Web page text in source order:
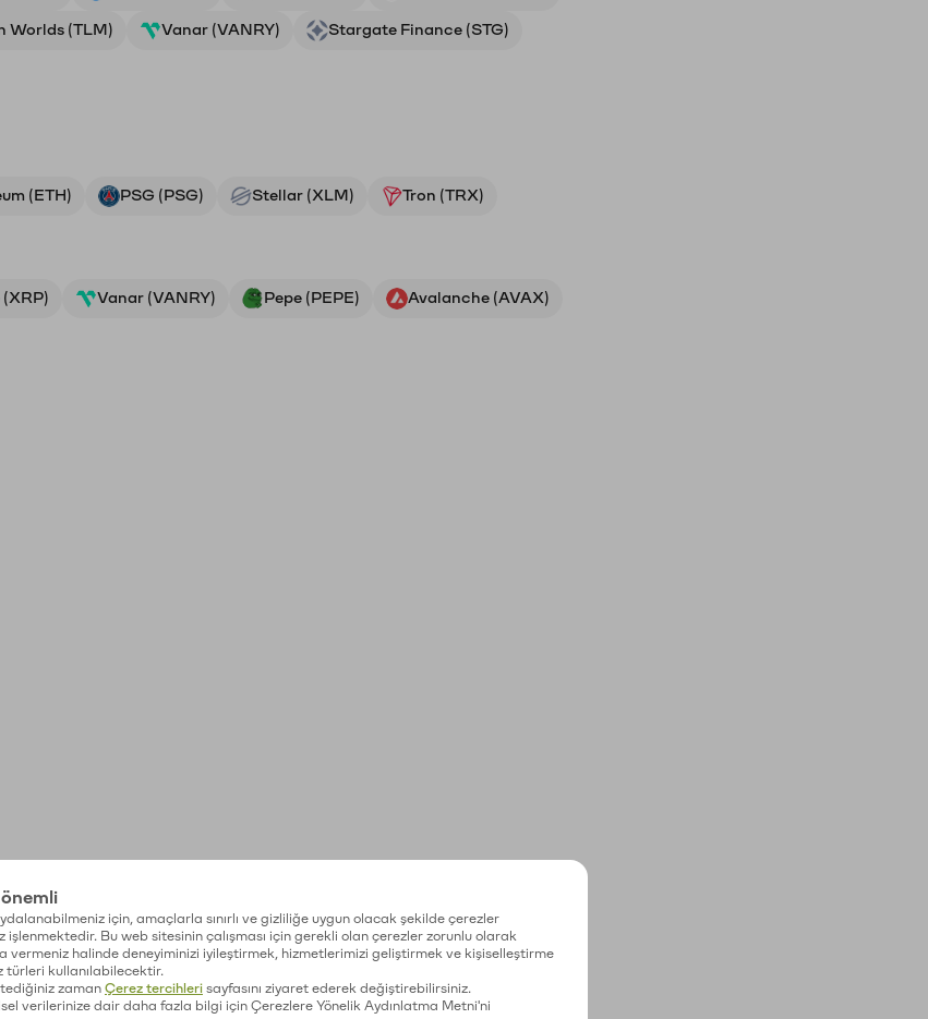
Worlds (TLM) Vanar (VANRY) Stargate Finance (STG)
(ETH) PSG (PSG) Stellar (XLM) Tron (TRX)
(XRP) Vanar (VANRY) Pepe (PEPE) Avalanche (AVAX)
için, amaçlarla sınırlı ve gizliliğe uygun olacak şekilde çerezler
işlenmektedir. Bu web sitesinin çalışması için gerekli olan çerezler zorunlu olarak
vermeniz halinde deneyiminizi iyileştirmek, hizmetlerimizi geliştirmek ve kişiselleştirme
türleri kullanılabilecektir.
zaman Çerez tercihleri sayfasını ziyaret ederek değiştirebilirsiniz.
verilerinize dair daha fazla bilgi için Çerezlere Yönelik Aydınlatma Metni'ni